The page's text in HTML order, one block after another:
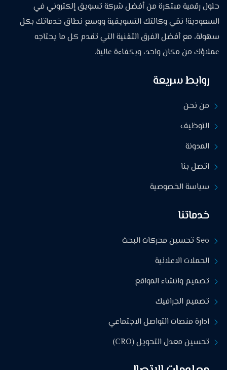
حلول رقمية مبتكرة من أفضل شركة تسويق إلكتروني في
السعودية! نمّي وكالتك التسويقية ووسع نطاق خدماتك بكل
سهولة، مع أفضل الفرق التقنية التي تقدم كل ما يحتاجه
عملاؤك من مكان واحد، وبكفاءة عالية.
روابط سريعة
من نحن
التوظيف
المدونة
اتصل بنا
سياسة الخصوصية
خدماتنا
Seo تحسين محركات البحث
الحملات الاعلانية
تصميم وانشاء المواقع
تصميم الجرافيك
ادارة منصات التواصل الاجتماعي
تحسين معدل التحويل (CRO)